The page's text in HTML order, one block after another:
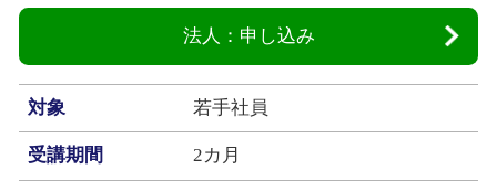
法人：申し込み
対象 若手社員
受講期間 2カ月